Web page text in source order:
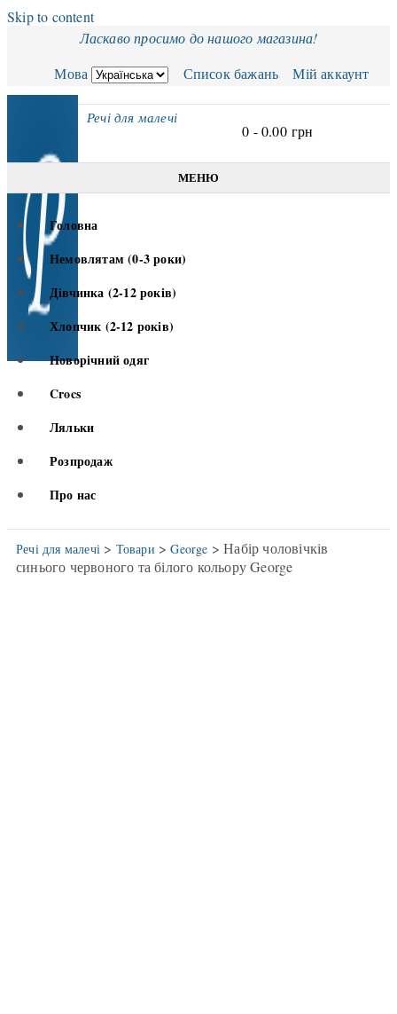
Skip to content
Ласкаво просимо до нашого магазина!
Мова
Список бажань Мій аккаунт
Речі для малечі
0 -0.00 грн
МЕНЮ
Головна
Немовлятам (0-3 роки)
Дівчинка (2-12 років)
Хлопчик (2-12 років)
Новорічний одяг
Crocs
Ляльки
Розпродаж
Про нас
Речі для малечі > Товари >George > Набір чоловічків
синього червоного та білого кольору George